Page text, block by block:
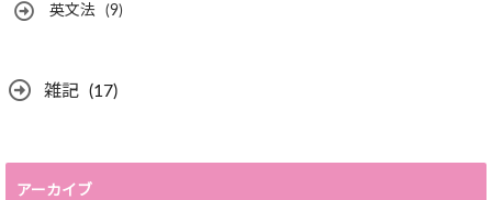
英文法 (9)
雑記 (17)
アーカイブ